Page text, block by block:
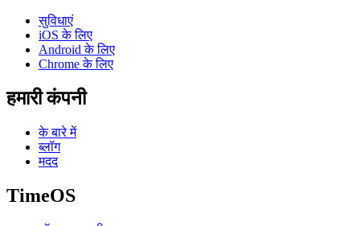
सुविधाएं
iOS के लिए
Android के लिए
Chrome के लिए
हमारी कंपनी
के बारे में
ब्लॉग
मदद
TimeOS